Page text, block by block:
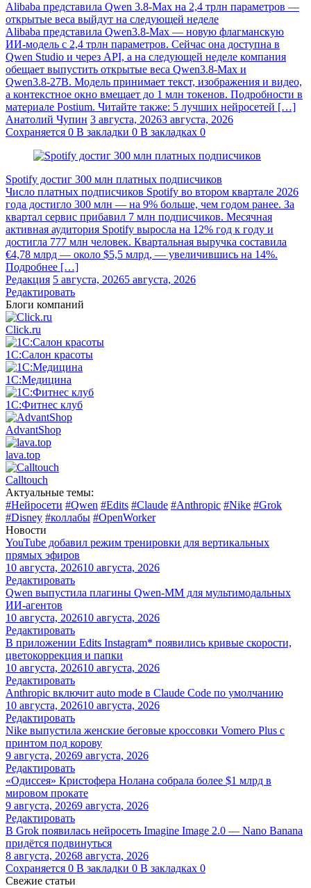
Alibaba представила Qwen 3.8‑Max на 2,4 трлн параметров —
открытые веса выйдут на следующей неделе
Alibaba представила Qwen3.8‑Max — новую флагманскую
ИИ-модель с 2,4 трлн параметров. Сейчас она доступна в
Qwen Studio и через API, а на следующей неделе компания
обещает выпустить открытые веса Qwen3.8‑Max и
Qwen3.8‑27B. Модель принимает текст, изображения и видео,
а контекстное окно вмещает до 1 млн токенов. Подробности в
материале Postium. Читайте также: 5 лучших нейросетей […]
Анатолий Чупин 3 августа, 20263 августа, 2026
Сохраняется 0 В закладки 0 В закладках 0
Spotify достиг 300 млн платных подписчиков
Число платных подписчиков Spotify во втором квартале 2026
года достигло 300 млн — на 9% больше, чем годом ранее. За
квартал сервис прибавил 7 млн подписчиков. Месячная
активная аудитория Spotify выросла на 12% год к году и
достигла 777 млн человек. Квартальная выручка составила
€4,78 млрд — около $5,5 млрд, — увеличившись на 14%.
Подробнее […]
Редакция 5 августа, 20265 августа, 2026
Редактировать
Блоги компаний
Click.ru
1С:Салон красоты
1С:Медицина
1С:Фитнес клуб
AdvantShop
lava.top
Calltouch
Актуальные темы:
#Нейросети #Qwen #Edits #Claude #Anthropic #Nike #Grok
#Disney #коллабы #OpenWorker
Новости
YouTube добавил режим тренировки для вертикальных
прямых эфиров
10 августа, 202610 августа, 2026
Редактировать
Qwen выпустила плагины Qwen-MM для мультимодальных
ИИ-агентов
10 августа, 202610 августа, 2026
Редактировать
В приложении Edits Instagram* появились кривые скорости,
цветокоррекция и папки
10 августа, 202610 августа, 2026
Редактировать
Anthropic включит auto mode в Claude Code по умолчанию
10 августа, 202610 августа, 2026
Редактировать
Nike выпустила женские беговые кроссовки Vomero Plus с
принтом под корову
9 августа, 20269 августа, 2026
Редактировать
«Одиссея» Кристофера Нолана собрала более $1 млрд в
мировом прокате
9 августа, 20269 августа, 2026
Редактировать
В Grok появилась нейросеть Imagine Image 2.0 — Nano Banana
придётся подвинуться
8 августа, 20268 августа, 2026
Сохраняется 0 В закладки 0 В закладках 0
Свежие статьи